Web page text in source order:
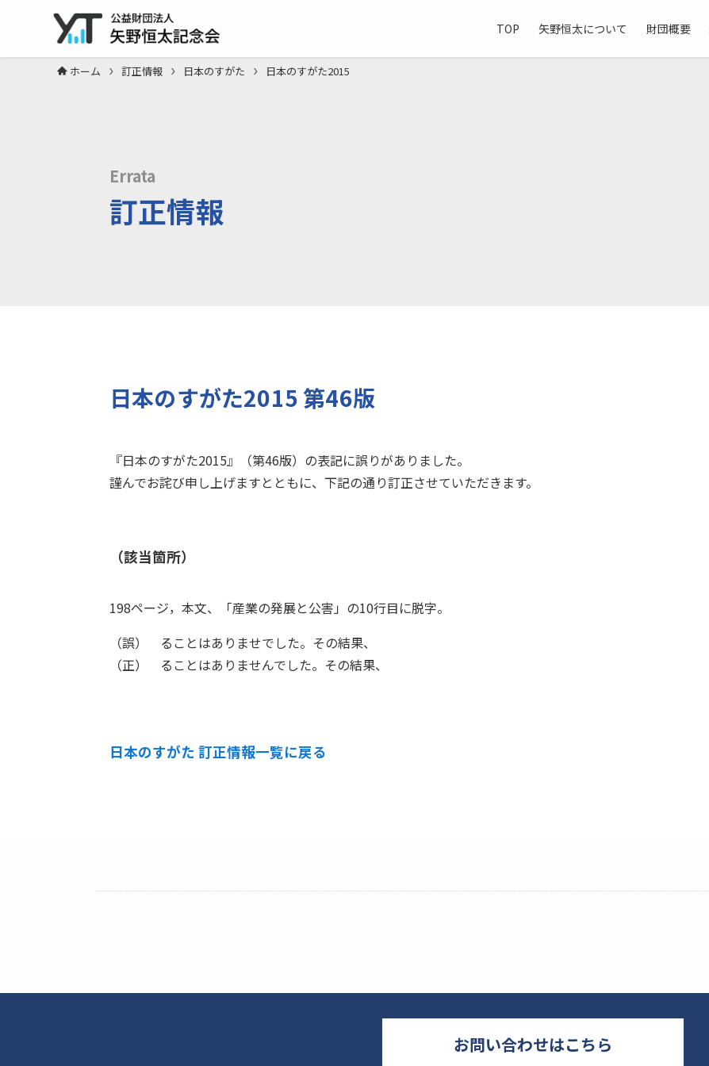
TOP 矢野恒太について 財団概要
ホーム 訂正情報 日本のすがた 日本のすがた2015
Errata
訂正情報
日本のすがた2015 第46版
『日本のすがた2015』（第46版）の表記に誤りがありました。
謹んでお詫び申し上げますとともに、下記の通り訂正させていただきます。
（該当箇所）
198ページ，本文、「産業の発展と公害」の10行目に脱字。
（誤） ることはありませでした。その結果、
（正） ることはありませんでした。その結果、
日本のすがた 訂正情報一覧に戻る
お問い合わせはこちら